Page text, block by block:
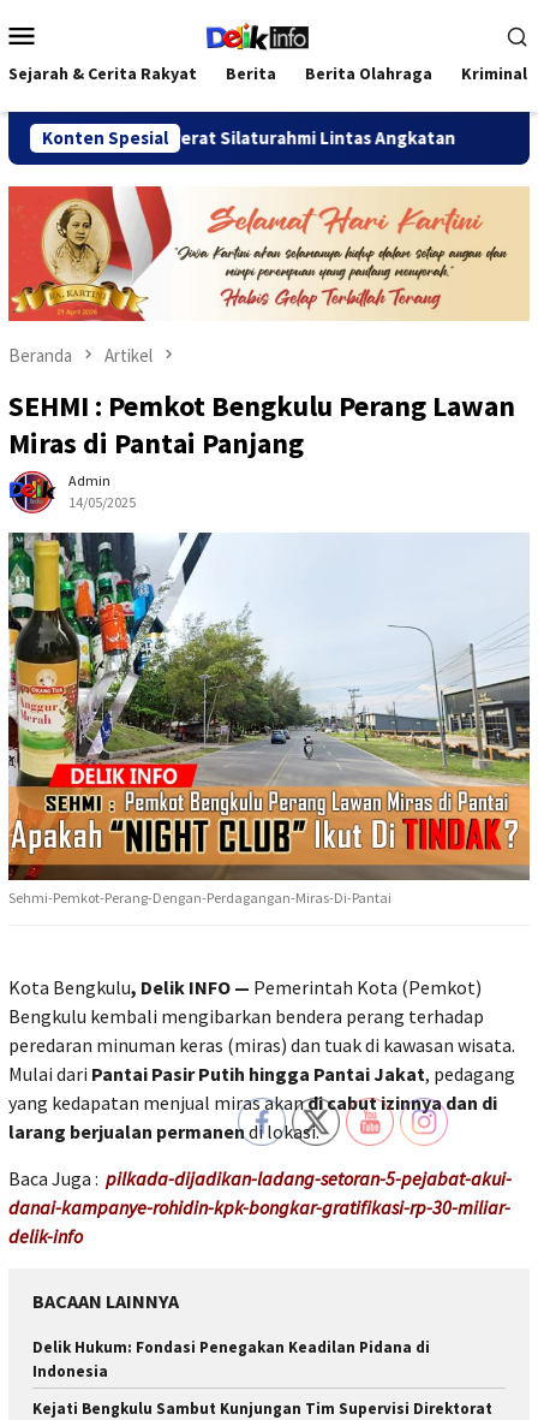
ke
kontenMobile
Sejarah & Cerita Rakyat Berita Berita Olahraga Kriminal
Konten Spesial
Pererat Silaturahmi Lintas Angkatan Jalan Sehat
Beranda Artikel
SEHMI : Pemkot Bengkulu Perang Lawan
Miras di Pantai Panjang
Admin
14/05/2025
Sehmi-Pemkot-Perang-Dengan-Perdagangan-Miras-Di-Pantai
Kota Bengkulu, Delik INFO — Pemerintah Kota (Pemkot)
Bengkulu kembali mengibarkan bendera perang terhadap
peredaran minuman keras (miras) dan tuak di kawasan wisata.
Mulai dari Pantai Pasir Putih hingga Pantai Jakat, pedagang
yang kedapatan menjual miras akandi cabut izinnya dan di
larang berjualan permanendi lokasi.
Baca Juga : pilkada-dijadikan-ladang-setoran-5-pejabat-akui-
danai-kampanye-rohidin-kpk-bongkar-gratifikasi-rp-30-miliar-
delik-info
BACAAN LAINNYA
Delik Hukum: Fondasi Penegakan Keadilan Pidana di
Indonesia
Kejati Bengkulu Sambut Kunjungan Tim Supervisi Direktorat